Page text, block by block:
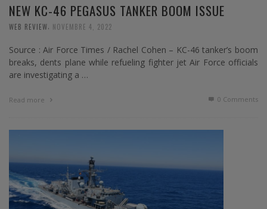
NEW KC-46 PEGASUS TANKER BOOM ISSUE
WEB REVIEW NOVEMBRE 4, 2022
Source : Air Force Times / Rachel Cohen – KC-46 tanker’s boom
breaks, dents plane while refueling fighter jet Air Force officials
are investigating a …
Read more 0 Comments